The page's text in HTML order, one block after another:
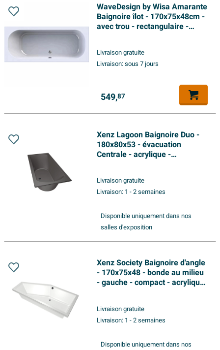
WaveDesign by Wisa Amarante
Baignoire îlot - 170x75x48cm -
avec trou - rectangulaire -
Livraison gratuite
Livraison:sous 7 jours
549,87
Xenz Lagoon Baignoire Duo -
180x80x53 - évacuation
Centrale - acrylique -
Livraison gratuite
Livraison: 1 - 2 semaines
Disponible uniquement dans nos
salles d'exposition
Xenz Society Baignoire d'angle
- 170x75x48 - bonde au milieu
- gauche - compact - acrylique
Livraison gratuite
Livraison: 1 - 2 semaines
Disponible uniquement dans nos